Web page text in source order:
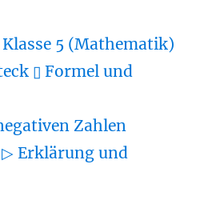
5 (Mathematik)
▯ Formel und
Zahlen
Erklärung und